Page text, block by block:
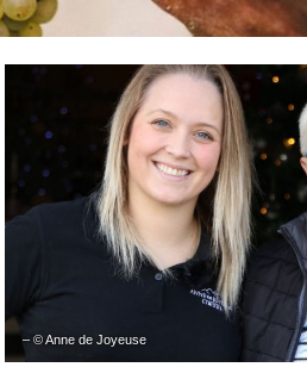
– © Anne de Joyeuse